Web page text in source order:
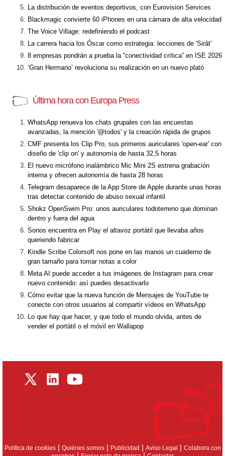
La distribución de eventos deportivos, con Eurovision Services
Blackmagic convierte 60 iPhones en una cámara de alta velocidad
The Voice Village: redefiniendo el podcast
La carrera hacia los Óscar como estrategia: lecciones de 'Sirât'
8 empresas pondrán a prueba la “conectividad crítica” en ISE 2026
‘Gran Hermano’ revoluciona su realización en un nuevo plató
Última hora con Europa Press
WhatsApp renueva los chats grupales con las encuestas
avanzadas, la mención '@todos' y la creación rápida de grupos
CMF presenta los Clip Pro, sus primeros auriculares 'open-ear' con
diseño de 'clip on' y autonomía de hasta 32,5 horas
El nuevo micrófono inalámbrico Mic Mini 2S estrena grabación
interna y ofrecen autonomía de hasta 28 horas
Telegram desaparece de la App Store de Apple durante unas horas
tras detectar contenido de abuso sexual infantil
Shokz OpenSwim Pro: unos auriculares todoterreno que dominan
dentro y fuera del agua
Sonos encuentra en Play el altavoz portátil que llevaba años
queriendo fabricar
Kindle Scribe Colorsoft nos pone en las manos un cuaderno de
gran tamaño para tomar notas a color
Meta AI puede acceder a tus imágenes de Instagram para crear
nuevo contenido: así puedes desactivarlo
Cómo evitar que la nueva función de Mensajes de YouTube te
conecte con otros usuarios al compartir vídeos en WhatsApp
Lo que hay que hacer, y que todo el mundo olvida, antes de
vender el portátil o el móvil en Wallapop
Política de cookies| Quiénes somos| Publicidad | Aviso Legal | Colabora con